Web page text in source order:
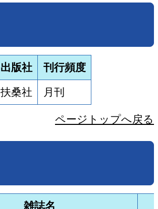
出版社 刊行頻度
扶桑社 月刊
ページトップへ戻る
雑誌名